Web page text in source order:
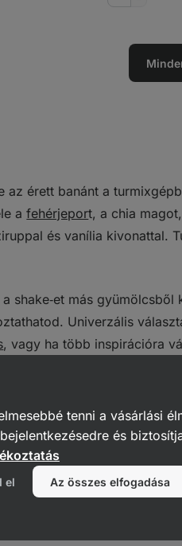
az érett banánt a
afehérjeport, a chia
és vanília kivonattal.
a shake‑et más
Univerzális
, vagy ha több inspirációra
csak öntsd át a
, és fogyaszd.
kívánunk! :)
tenni a vásárlási
és
el Az összes elfogadása